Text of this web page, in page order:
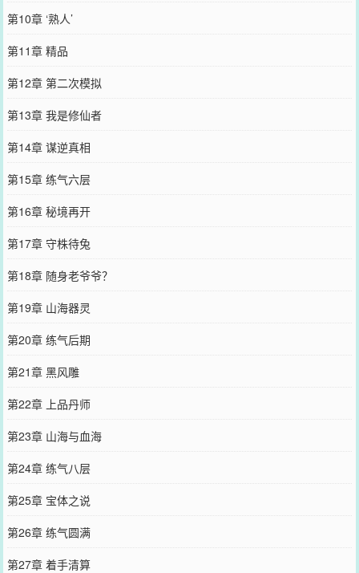
第10章 ‘熟人’
第11章 精品
第12章 第二次模拟
第13章 我是修仙者
第14章 谋逆真相
第15章 练气六层
第16章 秘境再开
第17章 守株待兔
第18章 随身老爷爷？
第19章 山海器灵
第20章 练气后期
第21章 黑风雕
第22章 上品丹师
第23章 山海与血海
第24章 练气八层
第25章 宝体之说
第26章 练气圆满
第27章 着手清算